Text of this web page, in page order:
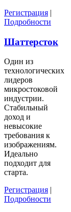
Регистрация |
Подробности
Шаттерсток
Один из
технологических
лидеров
микростоковой
индустрии.
Стабильный
доход и
невысокие
требования к
изображениям.
Идеально
подходит для
старта.
Регистрация |
Подробности